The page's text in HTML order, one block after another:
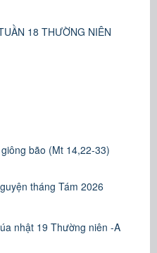
18 THƯỜNG NIÊN
bão (Mt 14,22-33)
tháng Tám 2026
nhật 19 Thường niên -A